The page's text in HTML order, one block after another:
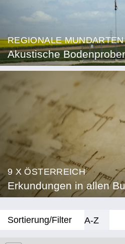
REGIONALE
Akustische
9 X ÖSTERREICH
Erkundungen in allen
Sortierung/Filter
A-Z